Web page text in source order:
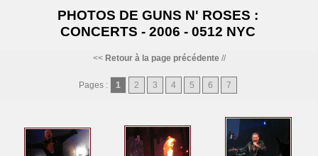
PHOTOS DE GUNS N' ROSES :
CONCERTS - 2006 - 0512 NYC
<< Retour à la page précédente//
Pages : 1 2 3 4 5 6 7